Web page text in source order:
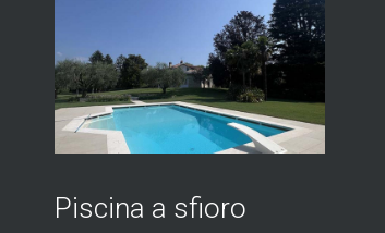
Piscina a sfioro